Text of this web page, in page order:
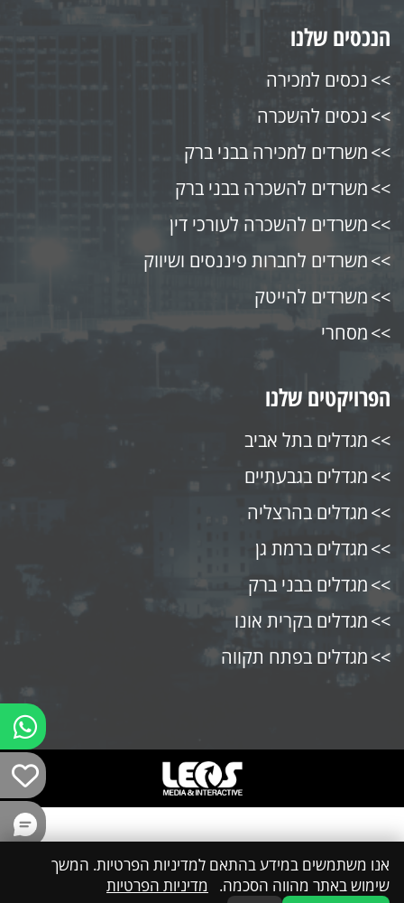
הנכסים שלנו
נכסים למכירה
נכסים להשכרה
משרדים למכירה בבני ברק
משרדים להשכרה בבני ברק
משרדים להשכרה לעורכי דין
משרדים לחברות פיננסים ושיווק
משרדים להייטק
מסחרי
הפרויקטים שלנו
מגדלים בתל אביב
מגדלים בגבעתיים
מגדלים בהרצליה
מגדלים ברמת גן
מגדלים בבני ברק
מגדלים בקרית אונו
מגדלים בפתח תקווה
אנו משתמשים במידע בהתאם למדיניות הפרטיות. המשך
שימוש באתר מהווה הסכמה. מדיניות הפרטיות